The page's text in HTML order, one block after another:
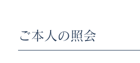
ご本人の照会